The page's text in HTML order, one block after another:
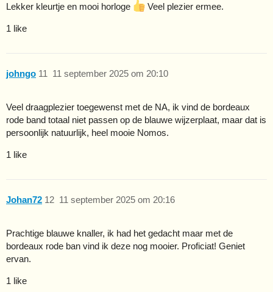
Lekker kleurtje en mooi horloge Veel plezier ermee.
1 like
johngo 11 september 2025 om 20:10
11
Veel draagplezier toegewenst met de NA, ik vind de bordeaux
rode band totaal niet passen op de blauwe wijzerplaat, maar dat is
persoonlijk natuurlijk, heel mooie Nomos.
1 like
Johan72 11 september 2025 om 20:16
12
Prachtige blauwe knaller, ik had het gedacht maar met de
bordeaux rode ban vind ik deze nog mooier. Proficiat! Geniet
ervan.
1 like